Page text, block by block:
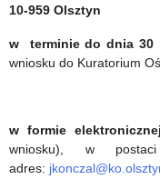
10-959 Olsztyn
w terminie do dnia 30
wniosku do Kuratorium
w formie elektronicznej
wniosku), w
adres: